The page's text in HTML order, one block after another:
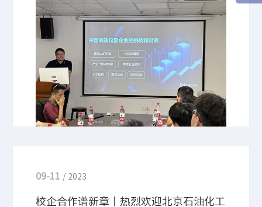
9月14日，北京卓立汉光仪器有限公司（以下简称卓
立汉光）副总经理董磊受厦门大学电子科学与技术学
院刘泉教授的邀请，到访厦门大学海韵园进行一期题
为《中国高端仪器企业的挑战和对策》学术讲座，会
议中副总经理董磊就中国高端仪器企业面临目前挑战
和对策，以及未来的期望做了介绍。
09-11 / 2023
校企合作谱新章丨热烈欢迎北京石油化工